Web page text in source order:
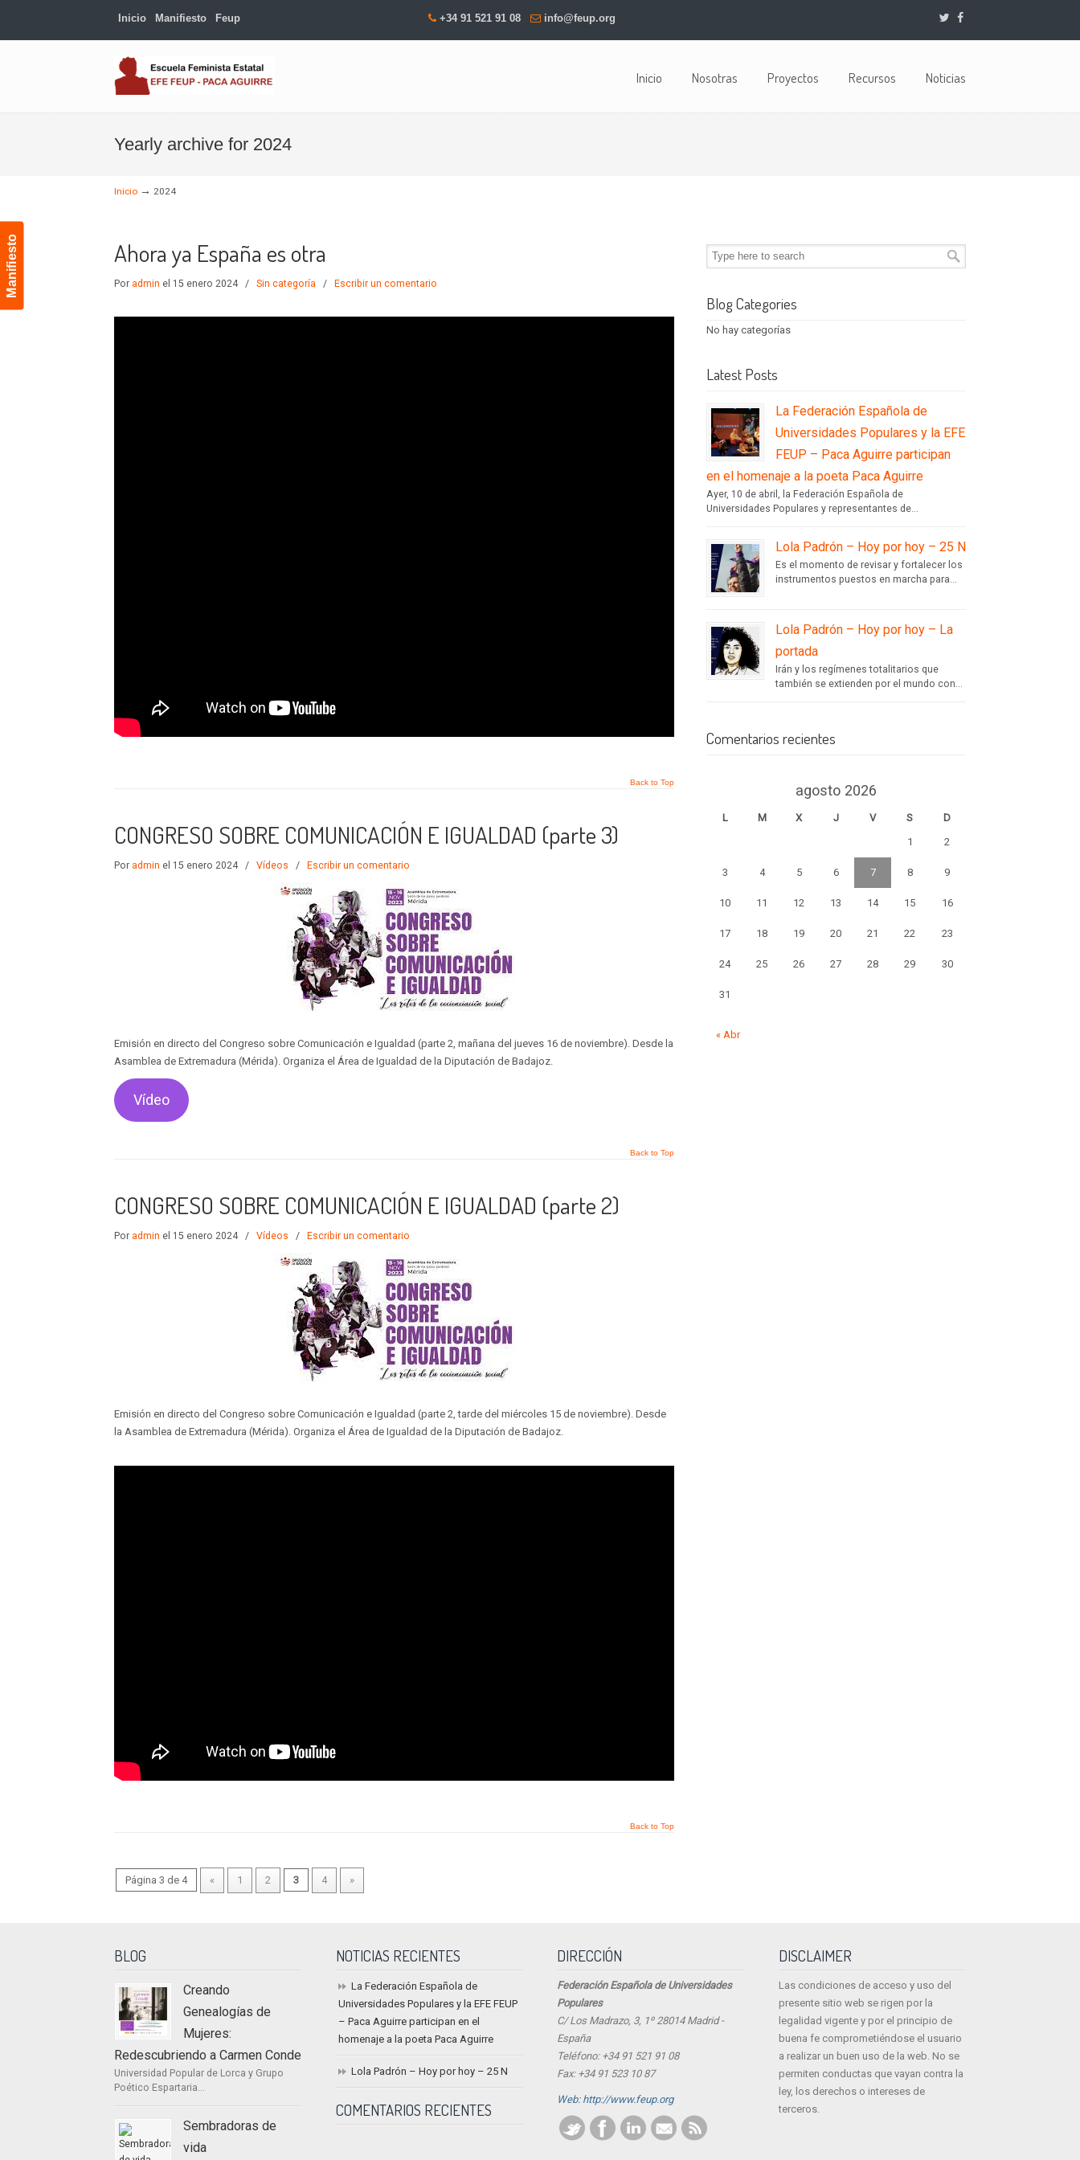
Manifiesto
Inicio Manifiesto Feup +34 91 521 91 08 info@feup.org
Inicio Nosotras Proyectos Recursos
Noticias
Navigation
Yearly archive for 2024
Inicio → 2024
Ahora ya España es otra
Por admin el 15 enero 2024 / Sin categoría / Escribir un comentario
Back to Top
CONGRESO SOBRE COMUNICACIÓN E IGUALDAD (parte 3)
Por admin el 15 enero 2024 / Vídeos / Escribir un comentario
Emisión en directo del Congreso sobre Comunicación e Igualdad (parte 2, mañana del jueves 16 de noviembre). Desde la
Asamblea de Extremadura (Mérida). Organiza el Área de Igualdad de la Diputación de Badajoz.
Vídeo
Back to Top
CONGRESO SOBRE COMUNICACIÓN E IGUALDAD (parte 2)
Por admin el 15 enero 2024 / Vídeos / Escribir un comentario
Emisión en directo del Congreso sobre Comunicación e Igualdad (parte 2, tarde del miércoles 15 de noviembre). Desde
la Asamblea de Extremadura (Mérida). Organiza el Área de Igualdad de la Diputación de Badajoz.
Back to Top
Página 3 de 4 « 1 2 3 4 »
Blog Categories
No hay categorías
Latest Posts
La Federación Española de
Universidades Populares y la EFE
FEUP – Paca Aguirre participan
en el homenaje a la poeta Paca Aguirre
Ayer, 10 de abril, la Federación Española de
Universidades Populares y representantes de...
Lola Padrón – Hoy por hoy – 25 N
Es el momento de revisar y fortalecer los
instrumentos puestos en marcha para...
Lola Padrón – Hoy por hoy – La
portada
Irán y los regímenes totalitarios que
también se extienden por el mundo con...
Comentarios recientes
agosto 2026
L M X J V S
D
1
2
3 4 5 6 7 8 9
10 11 12 13 14 15 16
17 18 19 20 21 22 23
24 25 26 27 28 29 30
31
« Abr
BLOG
Creando
Genealogías de
Mujeres:
Redescubriendo a Carmen Conde
Universidad Popular de Lorca y Grupo
Poético Espartaria...
Sembradoras de
vida
NOTICIAS RECIENTES
La Federación Española de
Universidades Populares y la EFE FEUP
– Paca Aguirre participan en el
homenaje a la poeta Paca Aguirre
Lola Padrón – Hoy por hoy – 25 N
COMENTARIOS RECIENTES
DIRECCIÓN
Federación Española de Universidades
Populares
C/ Los Madrazo, 3, 1º 28014 Madrid -
España
Teléfono: +34 91 521 91 08
Fax: +34 91 523 10 87
Web: http://www.feup.org
DISCLAIMER
Las condiciones de acceso y uso del
presente sitio web se rigen por la
legalidad vigente y por el principio de
buena fe comprometiéndose el usuario
a realizar un buen uso de la web. No se
permiten conductas que vayan contra la
ley, los derechos o intereses de
terceros.